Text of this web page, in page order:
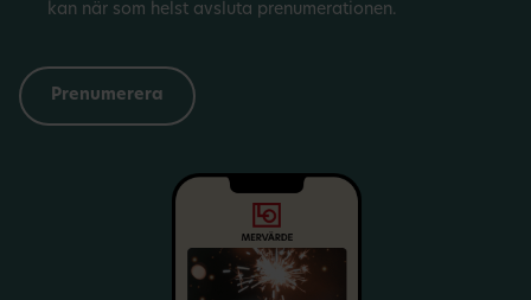
kan när som helst avsluta prenumerationen.